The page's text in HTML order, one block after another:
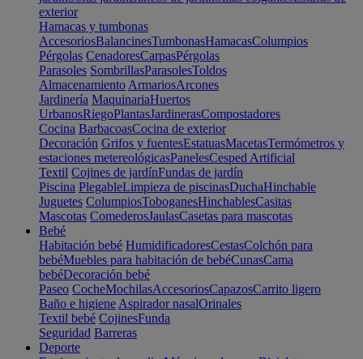
exterior
Hamacas y tumbonas
AccesoriosBalancinesTumbonasHamacasColumpios
Pérgolas CenadoresCarpasPérgolas
Parasoles SombrillasParasolesToldos
Almacenamiento ArmariosArcones
Jardinería MaquinariaHuertos
UrbanosRiegoPlantasJardinerasCompostadores
Cocina BarbacoasCocina de exterior
Decoración Grifos y fuentesEstatuasMacetasTermómetros y
estaciones metereológicasPanelesCesped Artificial
Textil Cojines de jardínFundas de jardín
Piscina PlegableLimpieza de piscinasDuchaHinchable
Juguetes ColumpiosToboganesHinchablesCasitas
Mascotas ComederosJaulasCasetas para mascotas
Bebé
Habitación bebé HumidificadoresCestasColchón para
bebéMuebles para habitación de bebéCunasCama
bebéDecoración bebé
Paseo CocheMochilasAccesoriosCapazosCarrito ligero
Baño e higiene Aspirador nasalOrinales
Textil bebé CojinesFunda
Seguridad Barreras
Deporte